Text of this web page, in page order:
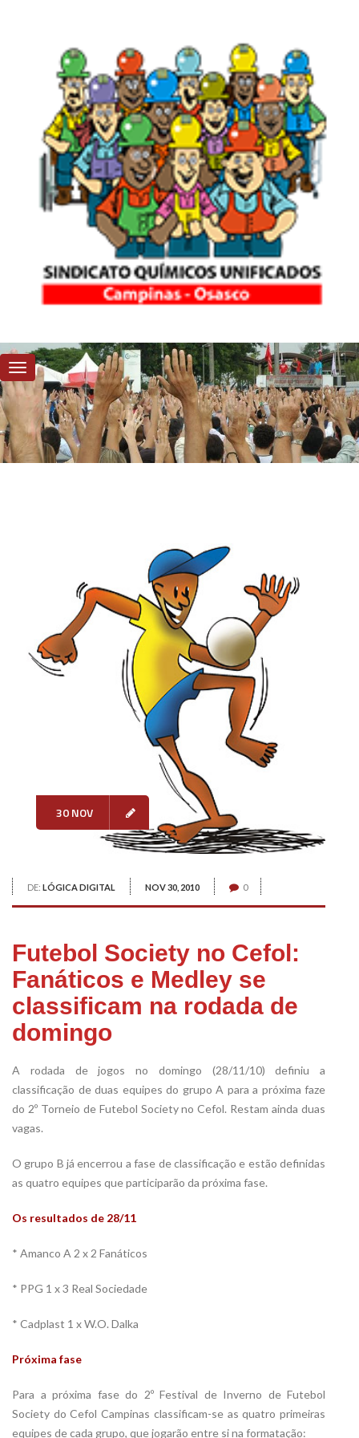
30 NOV
DE: LÓGICA DIGITAL NOV 30, 2010 0
Futebol Society no Cefol:
Fanáticos e Medley se
classificam na rodada de
domingo
A rodada de jogos no domingo (28/11/10) definiu a
classificação de duas equipes do grupo A para a próxima faze
do 2º Torneio de Futebol Society no Cefol. Restam ainda duas
vagas.
O grupo B já encerrou a fase de classificação e estão definidas
as quatro equipes que participarão da próxima fase.
Os resultados de 28/11
* Amanco A 2 x 2 Fanáticos
* PPG 1 x 3 Real Sociedade
* Cadplast 1 x W.O. Dalka
Próxima fase
Para a próxima fase do 2º Festival de Inverno de Futebol
Society do Cefol Campinas classificam-se as quatro primeiras
equipes de cada grupo, que jogarão entre si na formatação: